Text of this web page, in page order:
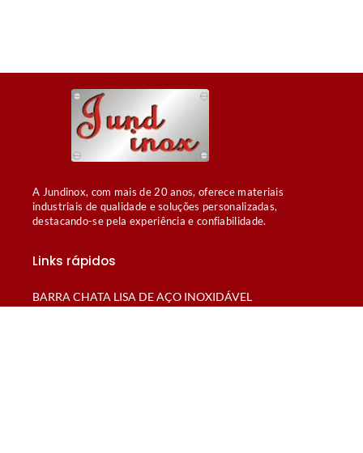
A Jundinox, com mais de 20 anos, oferece materiais
industriais de qualidade e soluções personalizadas,
destacando-se pela experiência e confiabilidade.
Links rápidos
BARRA CHATA LISA DE AÇO INOXIDÁVEL